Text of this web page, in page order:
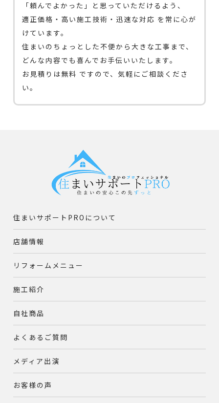
「頼んでよかった」と思っていただけるよう、
適正価格・高い施工技術・迅速な対応 を常に心が
けています。
住まいのちょっとした不便から大きな工事まで、
どんな内容でも喜んでお手伝いいたします。
お見積りは無料 ですので、気軽にご相談くださ
い。
住まいサポートPROについて
店舗情報
リフォームメニュー
施工紹介
自社商品
よくあるご質問
メディア出演
お客様の声